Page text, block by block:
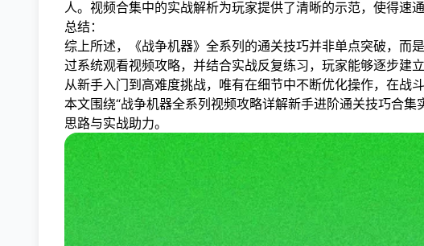
人。视频合集中的实战解析为玩家提供了清晰的示范，使得速
总结：
综上所述，《战争机器》全系列的通关技巧并非单点突破，而
过系统观看视频攻略，并结合实战反复练习，玩家能够逐步建
从新手入门到高难度挑战，唯有在细节中不断优化操作，在战
本文围绕“战争机器全系列视频攻略详解新手进阶通关技巧合
思路与实战助力。